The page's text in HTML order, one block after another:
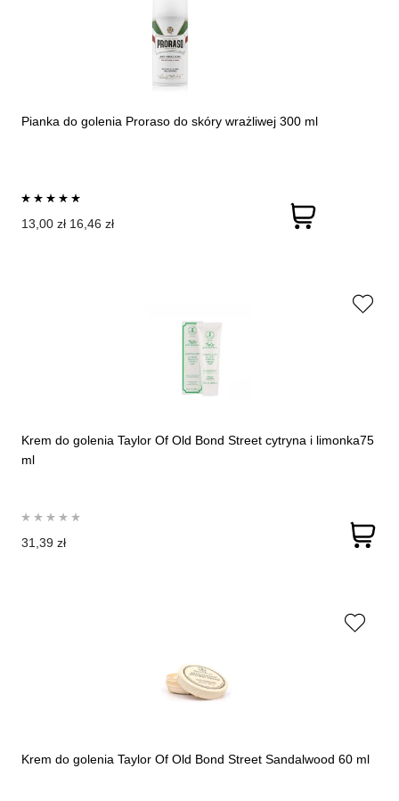
Pianka do golenia Proraso do skóry wrażliwej 300 ml
13,00 zł 16,46 zł
Krem do golenia Taylor Of Old Bond Street cytryna i limonka75
ml
31,39 zł
Krem do golenia Taylor Of Old Bond Street Sandalwood 60 ml